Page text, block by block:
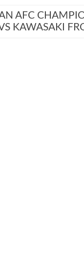
AFC
KAWASAKI